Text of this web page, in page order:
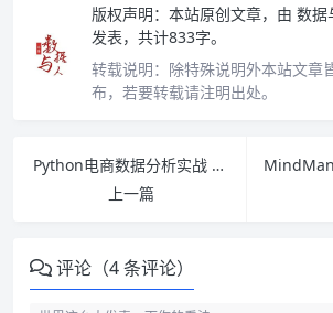
版权声明： 本站原创文章，由 数据
发表，共计833字。
转载说明： 除特殊说明外本站文章
布，若要转载请注明出处。
Python电商数据分析实战 PDF下载
上一篇
评论（4 条评论）